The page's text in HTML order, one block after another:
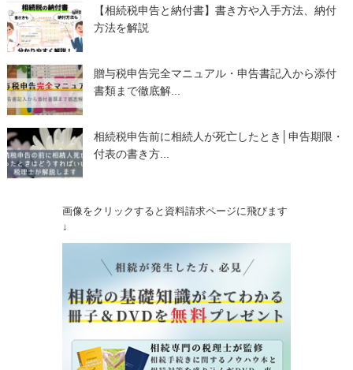
【相続税申告と納付書】書き方や入手方法、納付
方法を解説
贈与税申告完全マニュアル・申告書記入から添付
書類まで徹底解...
相続税申告前に相続人が死亡したとき│申告期限・
付表の書き方...
画像をクリックすると資料請求ページに飛びます
↓